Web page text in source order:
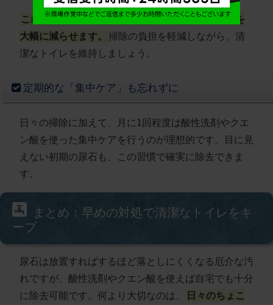
これらのアイテムを併用することで、尿石の付着を
大幅に減らせます。
掃除の負担を軽減しながら、清
潔なトイレを維持しましょう。
定期的な「集中ケア」も忘れずに
日々の掃除に加えて、月に1回程度は酸性洗剤やクエ
ン酸を使った集中ケアを行うのが理想的です。目に見
えない初期の尿石も、この習慣で確実に除去できま
す。
まとめ：早めの対処で清潔なトイレをキ
ープ
尿石は放置すればするほど落としにくくなる厄介な汚
れですが、酸性洗剤やクエン酸を使えば自宅でも十分
に除去可能です。何より大切なのは、
日々のちょこ